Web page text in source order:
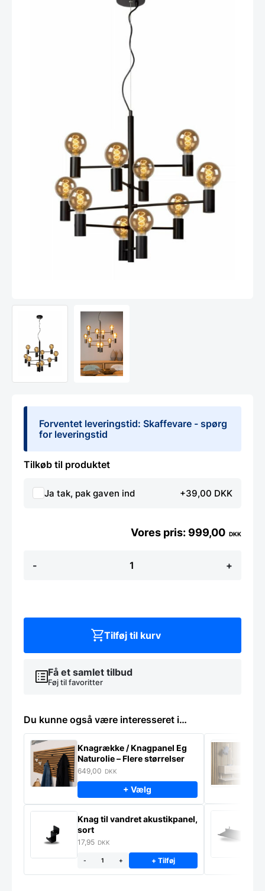
Forventet leveringstid: Skaffevare - spørg
for leveringstid
Tilkøb til produktet
Ja tak, pak gaven ind +39,00 DKK
-
LEANNE
+
999,00 DKK
Få et samlet tilbud
Føj til favoritter
Tilføj til kurv
Du kunne også være interesseret i…
Knagrække / Knagpanel Eg
Naturolie – Flere størrelser
649,00 DKK
+ Vælg
Knag til vandret akustikpanel,
sort
17,95 DKK
- + + Tilføj